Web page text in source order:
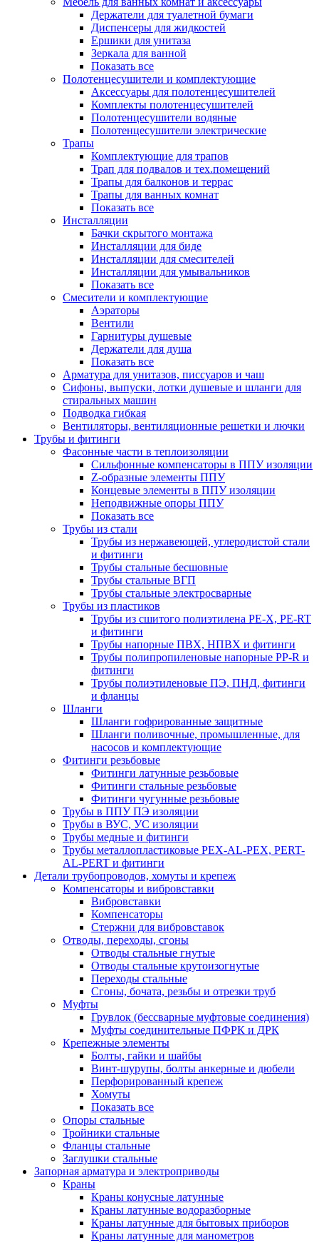
Держатели для туалетной бумаги
Диспенсеры для жидкостей
Ершики для унитаза
Зеркала для ванной
Показать все
Полотенцесушители и комплектующие
Аксессуары для полотенцесушителей
Комплекты полотенцесушителей
Полотенцесушители водяные
Полотенцесушители электрические
Трапы
Комплектующие для трапов
Трап для подвалов и тех.помещений
Трапы для балконов и террас
Трапы для ванных комнат
Показать все
Инсталляции
Бачки скрытого монтажа
Инсталляции для биде
Инсталляции для смесителей
Инсталляции для умывальников
Показать все
Смесители и комплектующие
Аэраторы
Вентили
Гарнитуры душевые
Держатели для душа
Показать все
Арматура для унитазов, писсуаров и чаш
Сифоны, выпуски, лотки душевые и шланги для
стиральных машин
Подводка гибкая
Вентиляторы, вентиляционные решетки и лючки
Трубы и фитинги
Фасонные части в теплоизоляции
Cильфонные компенсаторы в ППУ изоляции
Z-образные элементы ППУ
Концевые элементы в ППУ изоляции
Неподвижные опоры ППУ
Показать все
Трубы из стали
Трубы из нержавеющей, углеродистой стали
и фитинги
Трубы стальные бесшовные
Трубы стальные ВГП
Трубы стальные электросварные
Трубы из пластиков
Трубы из сшитого полиэтилена PE-X, PE-RT
и фитинги
Трубы напорные ПВХ, НПВХ и фитинги
Трубы полипропиленовые напорные PP-R и
фитинги
Трубы полиэтиленовые ПЭ, ПНД, фитинги
и фланцы
Шланги
Шланги гофрированные защитные
Шланги поливочные, промышленные, для
насосов и комплектующие
Фитинги резьбовые
Фитинги латунные резьбовые
Фитинги стальные резьбовые
Фитинги чугунные резьбовые
Трубы в ППУ ПЭ изоляции
Трубы в ВУС, УС изоляции
Трубы медные и фитинги
Трубы металлопластиковые PEX-AL-PEX, PERT-
AL-PERT и фитинги
Детали трубопроводов, хомуты и крепеж
Компенсаторы и вибровставки
Вибровставки
Компенсаторы
Стержни для вибровставок
Отводы, переходы, сгоны
Отводы стальные гнутые
Отводы стальные крутоизогнутые
Переходы стальные
Сгоны, бочата, резьбы и отрезки труб
Муфты
Грувлок (бессварные муфтовые соединения)
Муфты соединительные ПФРК и ДРК
Крепежные элементы
Болты, гайки и шайбы
Винт-шурупы, болты анкерные и дюбели
Перфорированный крепеж
Хомуты
Показать все
Опоры стальные
Тройники стальные
Фланцы стальные
Заглушки стальные
Запорная арматура и электроприводы
Краны
Краны конусные латунные
Краны латунные водоразборные
Краны латунные для бытовых приборов
Краны латунные для манометров